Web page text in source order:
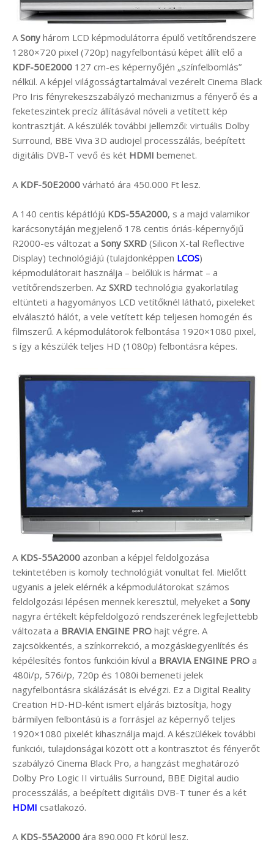
A Sony három LCD képmodulátorra épülő vetítőrendszere
1280×720 pixel (720p) nagyfelbontású képet állít elő a
KDF-50E2000 127 cm-es képernyőjén „színfelbomlás”
nélkül. A képjel világosságtartalmával vezérelt Cinema Black
Pro Iris fényrekeszszabályzó mechanizmus a fényerő és a
feketeszintek precíz állításával növeli a vetített kép
kontrasztját. A készülék további jellemzői: virtuális Dolby
Surround, BBE Viva 3D audiojel processzálás, beépített
digitális DVB-T vevő és két HDMI bemenet.
A KDF-50E2000 várható ára 450.000 Ft lesz.
A 140 centis képátlójú KDS-55A2000, s a majd valamikor
karácsonytáján megjelenő 178 centis óriás-képernyőjű
R2000-es változat a Sony SXRD (Silicon X-tal Reflective
Display) technológiájú (tulajdonképpen LCOS)
képmodulátorait használja – belőlük is hármat – a
vetítőrendszerben. Az SXRD technológia gyakorlatilag
eltünteti a hagyományos LCD vetítőknél látható, pixeleket
elválasztó hálót, a vele vetített kép teljesen homogén és
filmszerű. A képmodulátorok felbontása 1920×1080 pixel,
s így a készülék teljes HD (1080p) felbontásra képes.
A KDS-55A2000 azonban a képjel feldolgozása
tekintetében is komoly technológiát vonultat fel. Mielőtt
ugyanis a jelek elérnék a képmodulátorokat számos
feldolgozási lépésen mennek keresztül, melyeket a Sony
nagyra értékelt képfeldolgozó rendszerének legfejlettebb
változata a BRAVIA ENGINE PRO hajt végre. A
zajcsökkentés, a színkorrekció, a mozgáskiegyenlítés és
képélesítés fontos funkcióin kívül a BRAVIA ENGINE PRO a
480i/p, 576i/p, 720p és 1080i bemeneti jelek
nagyfelbontásra skálázását is elvégzi. Ez a Digital Reality
Creation HD-HD-ként ismert eljárás biztosítja, hogy
bármilyen felbontású is a forrásjel az képernyő teljes
1920×1080 pixelét kihasználja majd. A készülékek további
funkciói, tulajdonságai között ott a kontrasztot és fényerőt
szabályzó Cinema Black Pro, a hangzást meghatározó
Dolby Pro Logic II virtuális Surround, BBE Digital audio
processzálás, a beépített digitális DVB-T tuner és a két
HDMI csatlakozó.
A KDS-55A2000 ára 890.000 Ft körül lesz.